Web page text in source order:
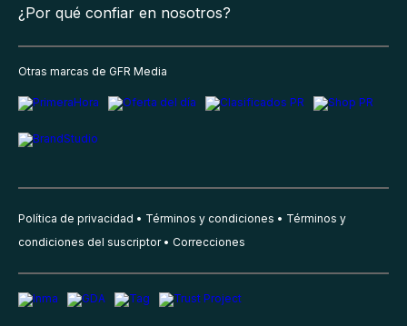
¿Por qué confiar en nosotros?
Otras marcas de GFR Media
Política de privacidad Términos y condiciones
Términos y
condiciones del suscriptor
Correcciones